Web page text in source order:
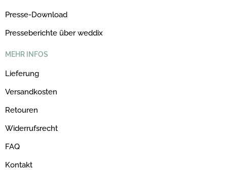
Presse-Download
Presseberichte über weddix
MEHR INFOS
Lieferung
Versandkosten
Retouren
Widerrufsrecht
FAQ
Kontakt